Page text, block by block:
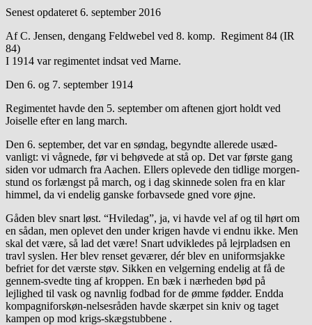
Senest opdateret 6. september 2016
Af C. Jensen, dengang Feldwebel ved 8. komp. Regiment 84 (IR
84)
I 1914 var regimentet indsat ved Marne.
Den 6. og 7. september 1914
Regimentet havde den 5. september om aftenen gjort holdt ved
Joiselle efter en lang march.
Den 6. september, det var en søndag, begyndte allerede usæd-
vanligt: vi vågnede, før vi behøvede at stå op. Det var første gang
siden vor udmarch fra Aachen. Ellers oplevede den tidlige morgen-
stund os forlængst på march, og i dag skinnede solen fra en klar
himmel, da vi endelig ganske forbavsede gned vore øjne.
Gåden blev snart løst. “Hviledag”, ja, vi havde vel af og til hørt om
en sådan, men oplevet den under krigen havde vi endnu ikke. Men
skal det være, så lad det være! Snart udvikledes på lejrpladsen en
travl syslen. Her blev renset geværer, dér blev en uniformsjakke
befriet for det værste støv. Sikken en velgerning endelig at få de
gennem-svedte ting af kroppen. En bæk i nærheden bød på
lejlighed til vask og navnlig fodbad for de ømme fødder. Endda
kompagniforskøn-nelsesråden havde skærpet sin kniv og taget
kampen op mod krigs-skægstubbene .